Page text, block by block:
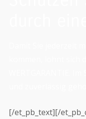
[/et_pb_text][/